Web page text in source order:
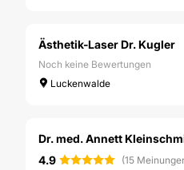
Ästhetik-Laser Dr. Kugler
Noch keine Bewertungen
Luckenwalde
Dr. med. Annett
4.9
(15